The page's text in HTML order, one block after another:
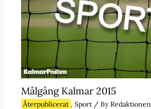
Målgång Kalmar 2015
Återpublicerat , Sport/ ByRedaktionen